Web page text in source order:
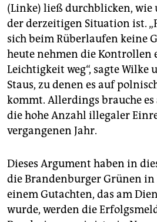
(Linke) ließ durchblicken,
der derzeitigen Situation ist.
sich beim Rüberlaufen keine
heute nehmen die Kontrollen
Leichtigkeit weg“, sagte Wilke
Staus, zu denen es auf
kommt. Allerdings brauche
die hohe Anzahl illegaler
vergangenen Jahr.
Dieses Argument haben in
die Brandenburger Grünen in
einem Gutachten, das am
wurde, werden die